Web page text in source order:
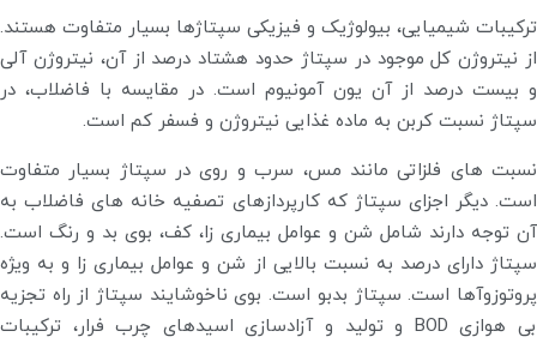
ترکیبات شیمیایی، بیولوژیک و فیزیکی سپتاژها بسیار متفاوت هستند.
از نیتروژن کل موجود در سپتاژ حدود هشتاد درصد از آن، نیتروژن آلی
و بیست درصد از آن یون آمونیوم است. در مقایسه با فاضلاب، در
سپتاژ نسبت کربن به ماده غذایی نیتروژن و فسفر کم است.
نسبت های فلزاتی مانند مس، سرب و روی در سپتاژ بسیار متفاوت
است. دیگر اجزای سپتاژ که کارپردازهای تصفیه خانه های فاضلاب به
آن توجه دارند شامل شن و عوامل بیماری زا، کف، بوی بد و رنگ است.
سپتاژ دارای درصد به نسبت بالایی از شن و عوامل بیماری زا و به ویژه
پروتوزوآها است. سپتاژ بدبو است. بوی ناخوشایند سپتاژ از راه تجزیه
بی هوازی BOD و تولید و آزادسازی اسیدهای چرب فرار، ترکیبات